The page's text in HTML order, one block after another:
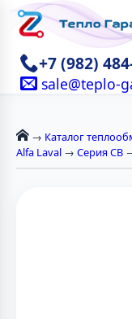
+7 (982)
sale@teplo-
→ Каталог
Alfa Laval → Серия CB